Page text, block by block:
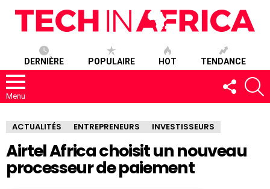
DERNIÈRE POPULAIRE HOT TENDANCE
Menu
SUIVEZ-
NOUS
ACTUALITÉS ENTREPRENEURS INVESTISSEURS
Airtel Africa choisit un nouveau
processeur de paiement